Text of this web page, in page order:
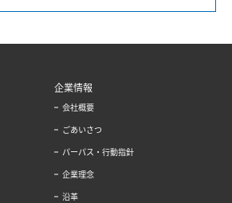
企業情報
会社概要
ごあいさつ
パーパス・行動指針
企業理念
沿革